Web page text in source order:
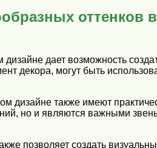
дает возможность
декора, могут быть
дизайне также имеют
но и являются важными
позволяет создать